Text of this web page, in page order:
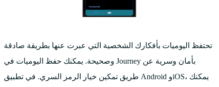
تحتفظ اليوميات بأفكارك الشخصية التي عبرت عنها بطريقة صادقة
وصحيحة. يمكنك حفظ اليوميات في Journey بأمان وسرية عن
طريق تمكين خيار الرمز السري. في تطبيق Android وiOS، يمكنك